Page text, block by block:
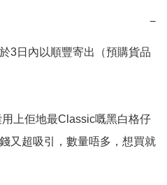
−
3日內以順豐寄出（預購貨品
上佢地最Classic嘅黑白格仔
又超吸引，數量唔多，想買就